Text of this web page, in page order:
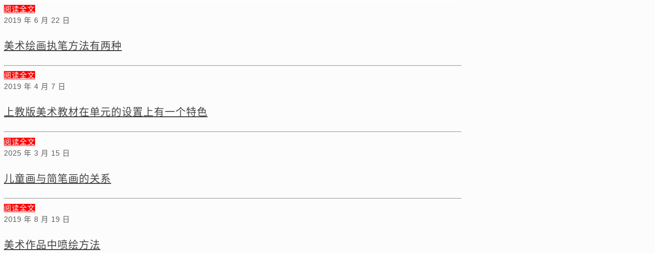
阅读全文
2019 年 6 月 22 日
美术绘画执笔方法有两种
阅读全文
2019 年 4 月 7 日
上教版美术教材在单元的设置上有一个特色
阅读全文
2025 年 3 月 15 日
儿童画与简笔画的关系
阅读全文
2019 年 8 月 19 日
美术作品中喷绘方法